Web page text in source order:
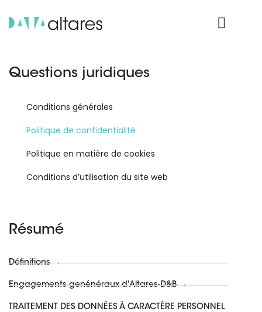
Questions juridiques
Conditions générales
Politique de confidentialité
Politique en matière de cookies
Conditions d’utilisation du site web
Résumé
Définitions →
Engagements genénéraux d'Altares-D&B →
TRAITEMENT DES DONNÉES À CARACTÈRE PERSONNEL